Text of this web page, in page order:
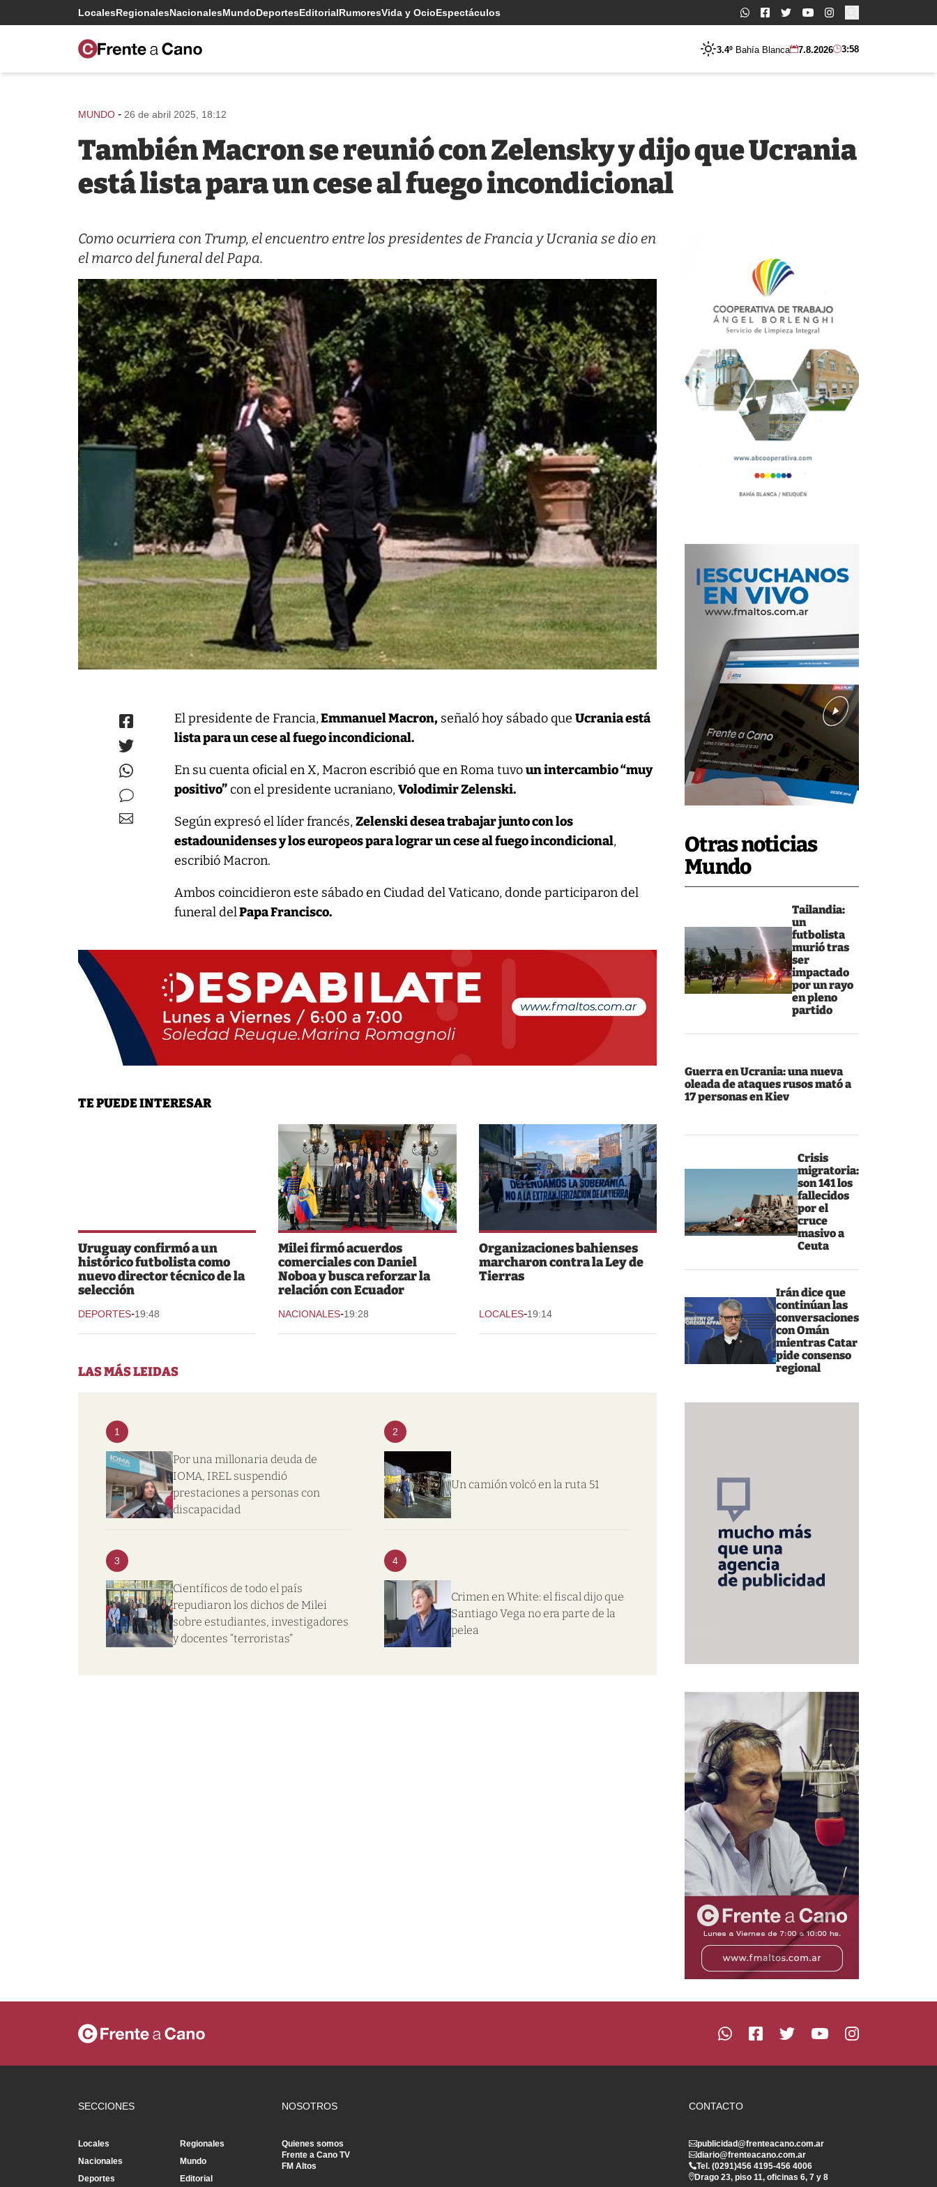
LocalesRegionalesNacionalesMundoDeportesEditorialRumoresVida y OcioEspectáculos Buscar:
3.4º Bahía Blanca 7.8.2026 3:58
Otras noticias
Mundo
Tailandia:
un
futbolista
murió tras
ser
impactado
por un rayo
en pleno
partido
Guerra en Ucrania: una nueva
oleada de ataques rusos mató a
17 personas en Kiev
Crisis
migratoria:
son 141 los
fallecidos
por el
cruce
masivo a
Ceuta
Irán dice que
continúan las
conversaciones
con Omán
mientras Catar
pide consenso
regional
MUNDO - 26 de abril 2025, 18:12
También Macron se reunió con Zelensky y dijo que Ucrania
está lista para un cese al fuego incondicional
Como ocurriera con Trump, el encuentro entre los presidentes de Francia y Ucrania se dio en
el marco del funeral del Papa.
El presidente de Francia,Emmanuel Macron, señaló hoy sábado queUcrania está
lista para un cese al fuego incondicional.
En su cuenta oficial en X, Macron escribió que en Roma tuvoun intercambio “muy
positivo”con el presidente ucraniano,Volodimir Zelenski.
Según expresó el líder francés,Zelenski desea trabajar junto con los
estadounidenses y los europeos para lograr un cese al fuego incondicional,
escribió Macron.
Ambos coincidieron este sábado en Ciudad del Vaticano, donde participaron del
funeral delPapa Francisco.
TE PUEDE INTERESAR
Uruguay confirmó a un
histórico futbolista como
nuevo director técnico de la
selección
DEPORTES-19:48
Milei firmó acuerdos
comerciales con Daniel
Noboa y busca reforzar la
relación con Ecuador
NACIONALES-19:28
Organizaciones bahienses
marcharon contra la Ley de
Tierras
LOCALES-19:14
LAS MÁS LEIDAS
1
Por una millonaria deuda de
IOMA, IREL suspendió
prestaciones a personas con
discapacidad
2
Un camión volcó en la ruta 51
3
Científicos de todo el país
repudiaron los dichos de Milei
sobre estudiantes, investigadores
y docentes “terroristas”
4
Crimen en White: el fiscal dijo que
Santiago Vega no era parte de la
pelea
SECCIONES
Locales
Regionales
Nacionales
Mundo
Deportes
Editorial
NOSOTROS
Quienes somos
Frente a Cano TV
FM Altos
CONTACTO
publicidad@frenteacano.com.ar
diario@frenteacano.com.ar
Tel. (0291)456 4195-456 4006
Drago 23, piso 11, oficinas 6, 7 y 8